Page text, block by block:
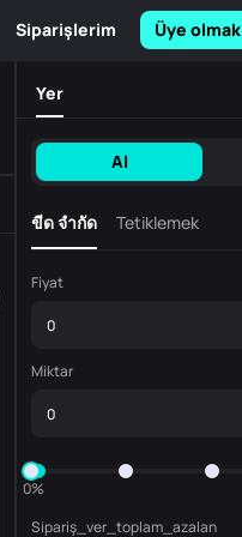
Siparişlerim Üye olmak
Yer
Al
ขีด จำกัด Tetiklemek
Fiyat
Miktar
0%
Sipariş_ver_toplam_azalan